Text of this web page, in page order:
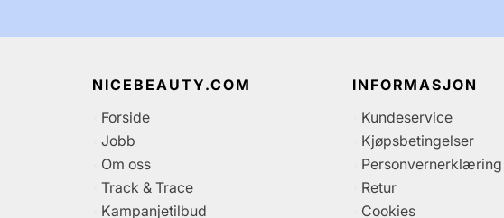
NICEBEAUTY.COM
Forside
Jobb
Om oss
Track & Trace
Kampanjetilbud
INFORMASJON
Kundeservice
Kjøpsbetingelser
Personvernerklæring
Retur
Cookies